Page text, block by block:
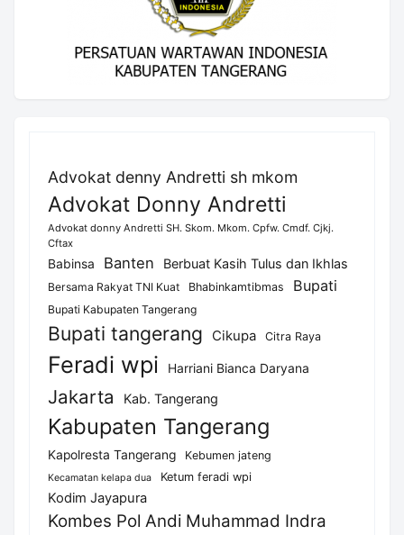
Advokat denny Andretti sh mkom
Advokat Donny Andretti
Advokat donny Andretti SH. Skom. Mkom. Cpfw. Cmdf. Cjkj.
Cftax
Babinsa Banten Berbuat Kasih Tulus dan Ikhlas
Bersama Rakyat TNI Kuat Bhabinkamtibmas Bupati
Bupati Kabupaten Tangerang
Bupati tangerang Cikupa Citra Raya
Feradi wpi Harriani Bianca Daryana
Jakarta Kab. Tangerang
Kabupaten Tangerang
Kapolresta Tangerang Kebumen jateng
Kecamatan kelapa dua Ketum feradi wpi
Kodim Jayapura
Kombes Pol Andi Muhammad Indra